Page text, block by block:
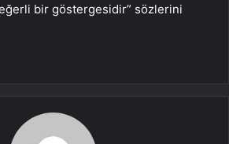
bir göstergesidir” sözlerini